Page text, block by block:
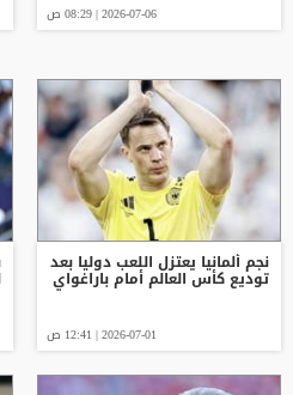
2026-07-06 | 08:29 ص
نجم ألمانيا يعتزل اللعب دوليا بعد
توديع كأس العالم أمام باراغواي
2026-07-01 | 12:41 ص